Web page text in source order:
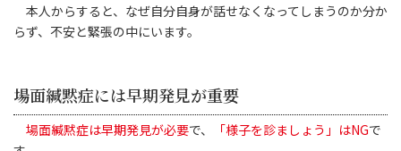
本人からすると、なぜ自分自身が話せなくなってしまうのか分か
らず、不安と緊張の中にいます。
場面緘黙症には早期発見が重要
場面緘黙症は早期発見が必要で、 「様子を診ましょう」はNGで